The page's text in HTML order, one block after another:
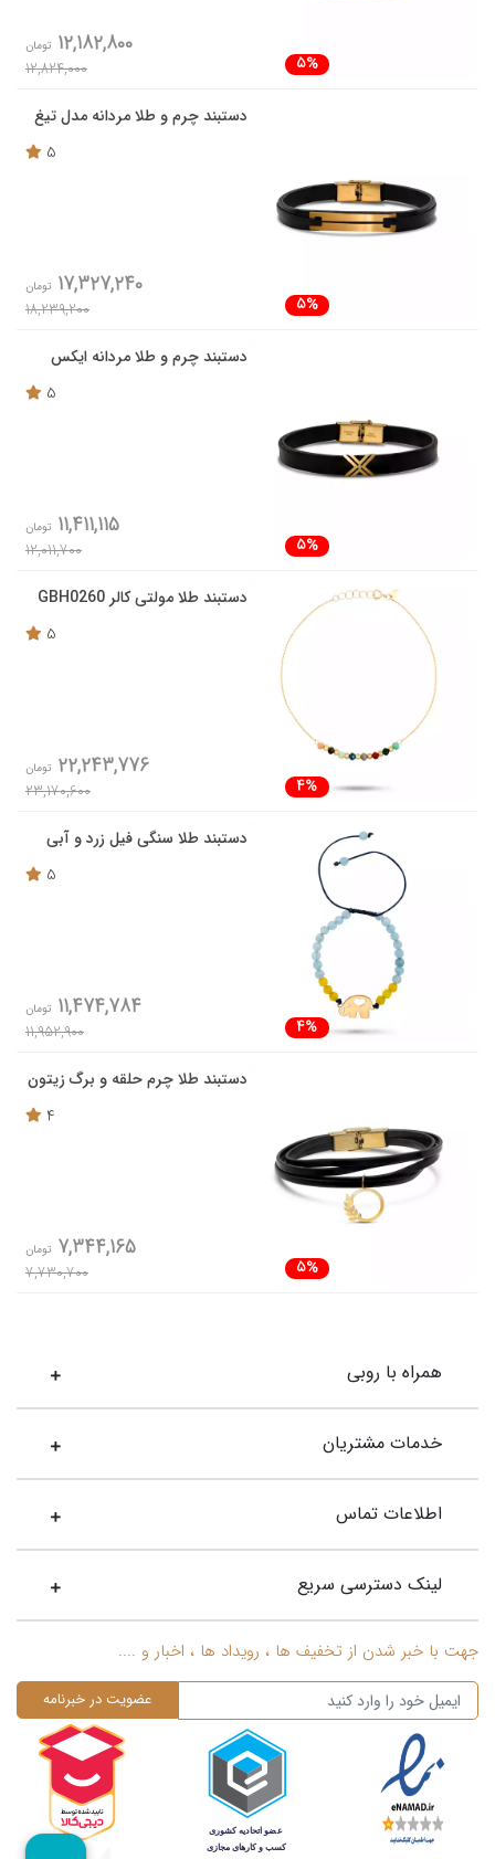
5%
12,182,800 تومان
12,824,000
دستبند چرم و طلا مردانه مدل تیغ
5
5%
17,327,240 تومان
18,239,200
دستبند چرم و طلا مردانه ایکس
5
5%
11,411,115 تومان
12,011,700
دستبند طلا مولتی کالر GBH0260
5
4%
22,243,776 تومان
23,170,600
دستبند طلا سنگی فیل زرد و آبی
5
4%
11,474,784 تومان
11,952,900
دستبند طلا چرم حلقه و برگ زیتون
4
5%
7,344,165 تومان
7,730,700
همراه با روبی
خدمات مشتریان
اطلاعات تماس
لینک دسترسی سریع
جهت با خبر شدن از تخفیف ها ، رویداد ها ، اخبار و ....